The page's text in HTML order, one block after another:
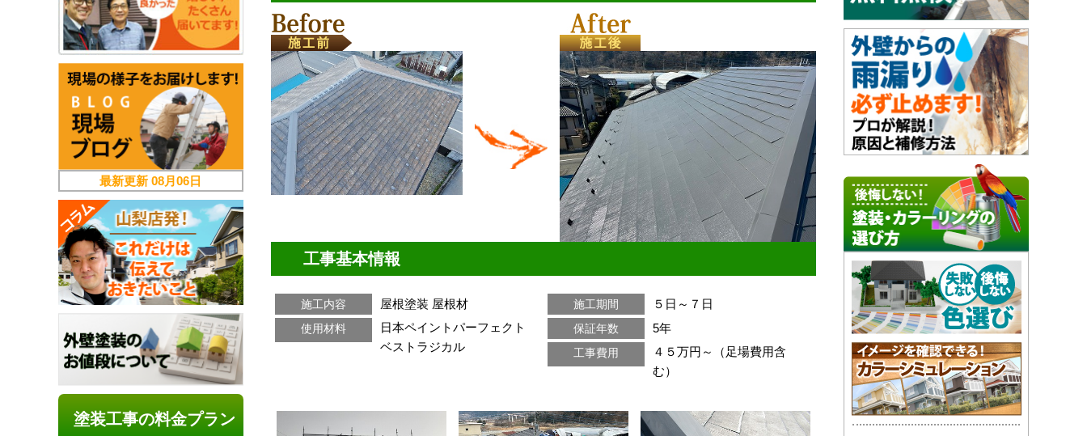
工事基本情報
施工内容 屋根塗装 屋根材
使用材料
日本ペイントパーフェクト
ベストラジカル
施工期間 ５日～７日
保証年数 5年
工事費用
４５万円～（足場費用含
む）
最新更新08月06日
塗装工事の料金プラン